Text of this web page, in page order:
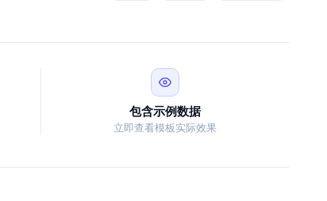
包含示例数据
立即查看模板实际效果